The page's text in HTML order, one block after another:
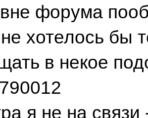
форума
хотелось бы
в некое
я не на